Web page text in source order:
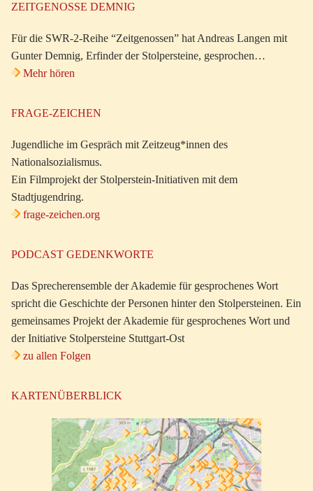
ZEITGENOSSE DEMNIG
Für die SWR-2-Reihe “Zeitgenossen” hat Andreas Langen mit
Gunter Demnig, Erfinder der Stolpersteine, gesprochen…
Mehr hören
FRAGE-ZEICHEN
Jugendliche im Gespräch mit Zeitzeug*innen des
Nationalsozialismus.
Ein Filmprojekt der Stolperstein-Initiativen mit dem
Stadtjugendring.
frage-zeichen.org
PODCAST GEDENKWORTE
Das Sprecherensemble der Akademie für gesprochenes Wort
spricht die Geschichte der Personen hinter den Stolpersteinen. Ein
gemeinsames Projekt der Akademie für gesprochenes Wort und
der Initiative Stolpersteine Stuttgart-Ost
zu allen Folgen
KARTENÜBERBLICK